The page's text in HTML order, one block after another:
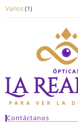
Varios(1)
Contáctanos